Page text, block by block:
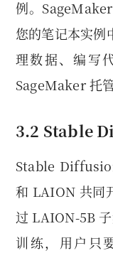
例。
您的笔记本实
理数据、编写
SageMaker 托
3.2 Stable
Stable
和 LAION 共同
过 LAION-5B
训练，用户只